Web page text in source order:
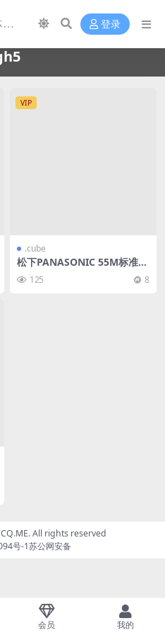
登录
VIP
.cube
松下PANASONIC 55M标准版
V-Log、V-Log L和HLG高级
调整 LUTS合集
125 8
All rights reserved
号-1苏公网安备
会员 我的